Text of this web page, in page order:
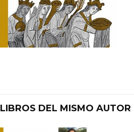
LIBROS DEL MISMO AUTOR